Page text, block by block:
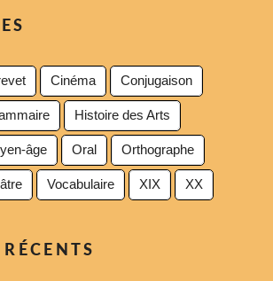
Cinéma Conjugaison
Histoire des Arts
âge Oral Orthographe
Vocabulaire XIX XX